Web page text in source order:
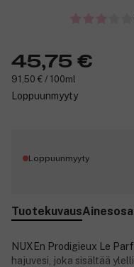
45,75 €
91,50 € / 100ml
Loppuunmyyty
Loppuunmyyty
Tuotekuvaus
NUXEn Prodigieux Le
hajuvesi, joka sisältää